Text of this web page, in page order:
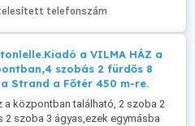
telefonszám
a VILMA HÁZ a
szobás 2 fürdős 8
Strand a Főtér 450 m-re.
a központban található, 2 szoba 2
2 szoba 3 ágyas,ezek egymásba